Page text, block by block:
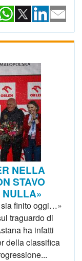
NELLA
STAVO
sia finito oggi…»
traguardo di
ha infatti
della classifica